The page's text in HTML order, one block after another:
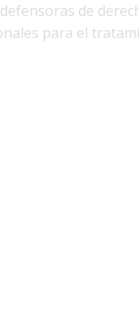
de
para el